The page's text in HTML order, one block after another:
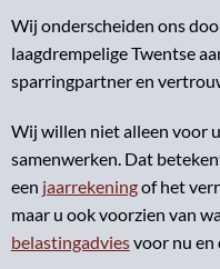
Wij onderscheiden ons
laagdrempelige Twentse
sparringpartner en
Wij willen niet alleen voor
samenwerken. Dat
een jaarrekeningof het
maar u ook voorzien van
belastingadviesvoor nu en